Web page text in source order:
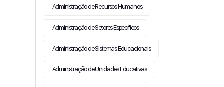
Administração de Recursos Humanos
Administração de Setores Específicos
Administração de Sistemas Educacionais
Administração de Unidades Educativas